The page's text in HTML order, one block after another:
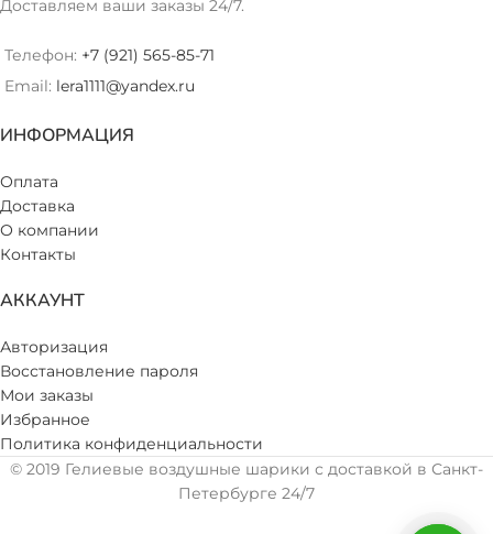
Доставляем ваши заказы 24/7.
Телефон: +7 (921) 565-85-71
Email: lera1111@yandex.ru
ИНФОРМАЦИЯ
Оплата
Доставка
О компании
Контакты
АККАУНТ
Авторизация
Восстановление пароля
Мои заказы
Избранное
Политика конфиденциальности
© 2019 Гелиевые воздушные шарики с доставкой в Санкт-
Петербурге 24/7